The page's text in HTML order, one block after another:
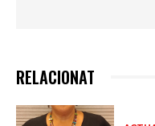
RELACIONAT